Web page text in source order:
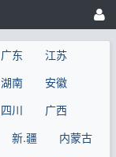
广东
江苏
湖南
安徽
四川
广西
新.疆
内蒙古